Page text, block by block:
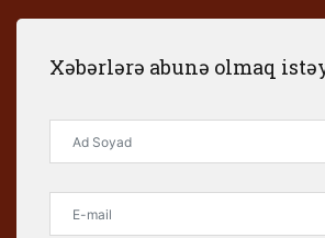
Xəbərlərə abunə olmaq